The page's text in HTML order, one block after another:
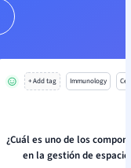
+ Add tag Immunology
¿Cuál es uno de los
en la gestión de